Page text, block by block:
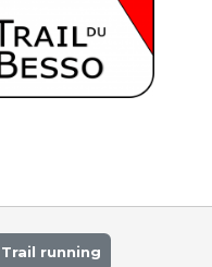
Trail running